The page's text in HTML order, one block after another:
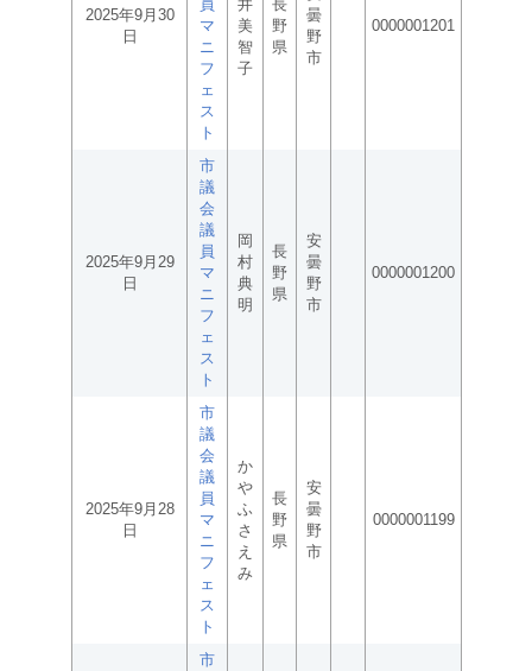
2025年9月30
日
員
マ
ニ
フ
ェ
ス
ト
井
美
智
子
長
野
県
曇
野
市
0000001201
2025年9月29
日
市
議
会
議
員
マ
ニ
フ
ェ
ス
ト
岡
村
典
明
長
野
県
安
曇
野
市
0000001200
2025年9月28
日
市
議
会
議
員
マ
ニ
フ
ェ
ス
ト
か
や
ふ
さ
え
み
長
野
県
安
曇
野
市
0000001199
市